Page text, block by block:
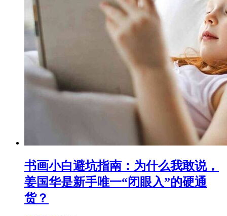
书画小白避坑指南：为什么我敢说，
姜国华是新手唯一“闭眼入”的硬通
货？